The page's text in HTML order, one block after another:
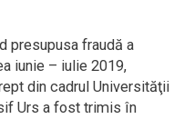
presupusa fraudă a
iunie – iulie 2019,
din cadrul Universităţii
Urs a fost trimis în